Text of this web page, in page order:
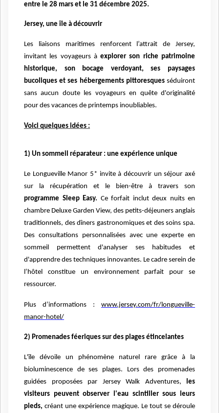
entre le 28 mars et le 31 décembre 2025.
Jersey, une île à découvrir
Les liaisons maritimes renforcent l’attrait de Jersey,
invitant les voyageurs àexplorer son riche patrimoine
historique, son bocage verdoyant, ses paysages
bucoliques et ses hébergements pittoresquesséduiront
sans aucun doute les voyageurs en quête d'originalité
pour des vacances de printemps inoubliables.
Voici quelques idées :
1) Un sommeil réparateur : une expérience unique
Le Longueville Manor 5* invite à découvrir un séjour axé
sur la récupération et le bien-être à travers son
programme Sleep Easy. Ce forfait inclut deux nuits en
chambre Deluxe Garden View, des petits-déjeuners anglais
traditionnels, des dîners gastronomiques et des soins spa.
Des consultations personnalisées avec une experte en
sommeil permettent d'analyser ses habitudes et
d'apprendre des techniques innovantes. Le cadre serein de
l’hôtel constitue un environnement parfait pour se
ressourcer.
Plus d’informations : www.jersey.com/fr/longueville-
manor-hotel/
2) Promenades féeriques sur des plages étincelantes
L'île dévoile un phénomène naturel rare grâce à la
bioluminescence de ses plages. Lors des promenades
guidées proposées par Jersey Walk Adventures, les
visiteurs peuvent observer l'eau scintiller sous leurs
pieds, créant une expérience magique. Le tout se déroule